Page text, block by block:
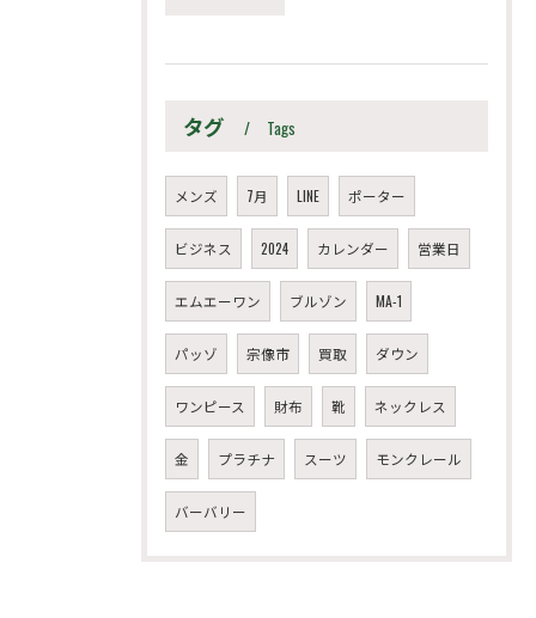
タグ Tags
メンズ 7月 LINE ポーター
ビジネス 2024 カレンダー 営業日
エムエーワン ブルゾン MA-1
パッゾ 宗像市 買取 ダウン
ワンピース 財布 靴 ネックレス
金 プラチナ スーツ モンクレール
バーバリー